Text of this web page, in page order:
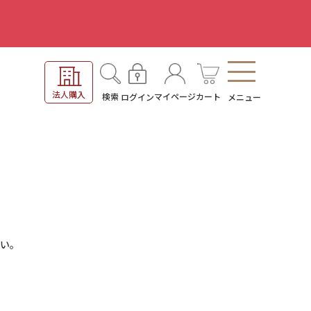
法人購入 検索 ログインマイページカート メニュー
。